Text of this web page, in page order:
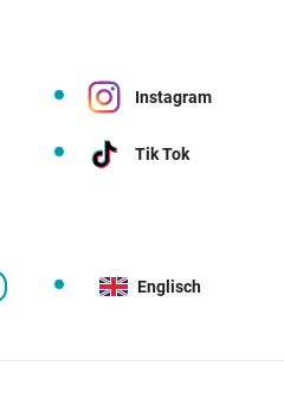
Instagram
Tik Tok
Englisch